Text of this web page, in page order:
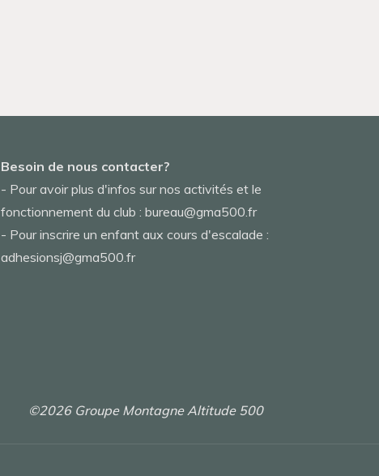
Besoin de nous contacter?
- Pour avoir plus d'infos sur nos activités et le
fonctionnement du club : bureau@gma500.fr
- Pour inscrire un enfant aux cours d'escalade :
adhesionsj@gma500.fr
©2026 Groupe Montagne Altitude 500